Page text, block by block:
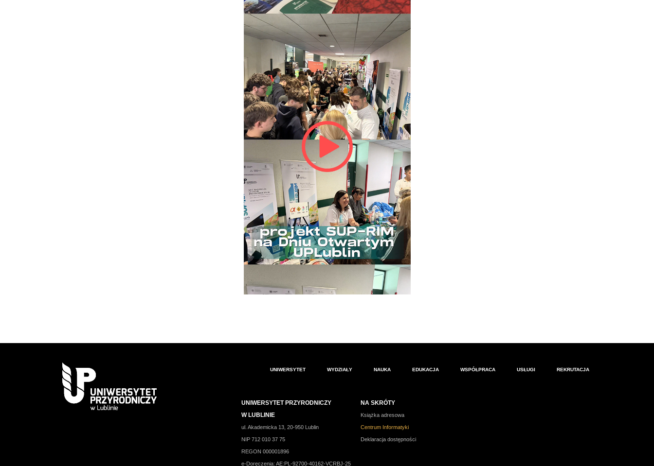
UNIWERSYTET WYDZIAŁY NAUKA EDUKACJA WSPÓŁPRACA USŁUGI REKRUTACJA
UNIWERSYTET PRZYRODNICZY
W LUBLINIE
ul. Akademicka 13, 20-950 Lublin
NIP 712 010 37 75
REGON 000001896
e-Doręczenia: AE:PL-92700-40162-VCRBJ-25
NA SKRÓTY
Książka adresowa
Centrum Informatyki
Deklaracja dostępności